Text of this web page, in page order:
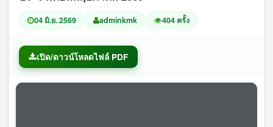
04 มิ.ย. 2569 adminkmk 404 ครั้ง
เปิด/ดาวน์โหลดไฟล์ PDF